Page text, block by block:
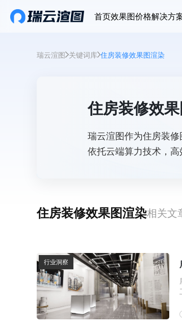
首页效果图价格解决方
瑞云渲图 关键词库 住房装修效果图渲染
住房装修效
瑞云渲图作为住房装
依托云端算力技术，
住房装修效果图渲染相关文
行业洞察